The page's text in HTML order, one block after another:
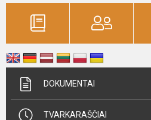
DOKUMENTAI
TVARKARAŠČIAI